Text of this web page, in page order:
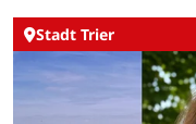
Stadt Trier